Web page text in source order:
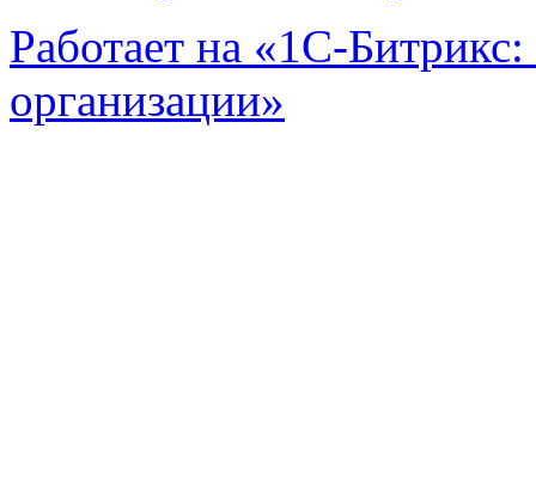
Работает на «1С-
организации»